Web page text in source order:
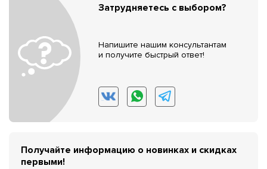
Затрудняетесь с выбором?
Напишите нашим консультантам
и получите быстрый ответ!
Получайте информацию о новинках и скидках
первыми!